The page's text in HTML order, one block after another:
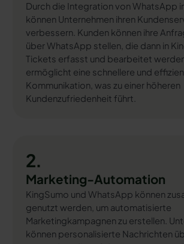
Durch die Integration von WhatsApp
können Unternehmen ihren
verbessern. Kunden können ihre
über WhatsApp stellen, die dann in
Tickets erfasst und bearbeitet
ermöglicht eine schnellere und
Kommunikation, was zu einer höheren
Kundenzufriedenheit führt.
2.
Marketing-Automation
KingSumo und WhatsApp können
genutzt werden, um automatisierte
Marketingkampagnen zu erstellen.
können personalisierte Nachrichten